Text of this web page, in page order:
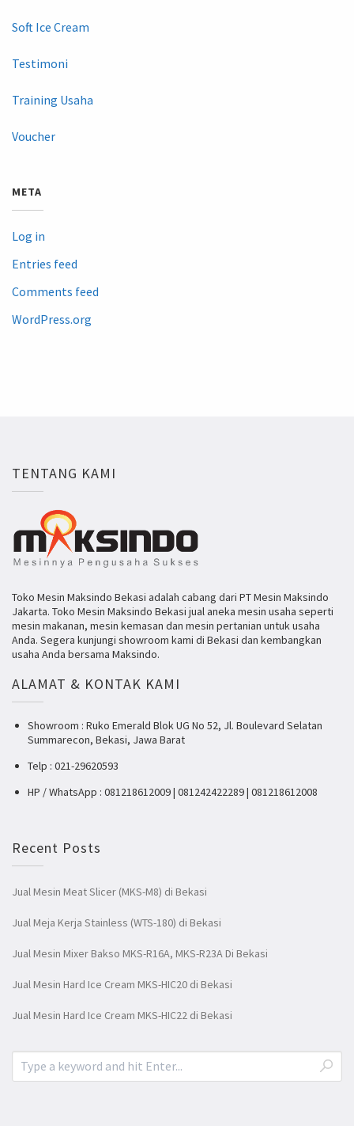
Soft Ice Cream
Testimoni
Training Usaha
Voucher
META
Log in
Entries feed
Comments feed
WordPress.org
TENTANG KAMI
Toko Mesin Maksindo Bekasi adalah cabang dari PT Mesin Maksindo
Jakarta. Toko Mesin Maksindo Bekasi jual aneka mesin usaha seperti
mesin makanan, mesin kemasan dan mesin pertanian untuk usaha
Anda. Segera kunjungi showroom kami di Bekasi dan kembangkan
usaha Anda bersama Maksindo.
ALAMAT & KONTAK KAMI
Showroom : Ruko Emerald Blok UG No 52, Jl. Boulevard Selatan
Summarecon, Bekasi, Jawa Barat
Telp : 021-29620593
HP / WhatsApp : 081218612009 | 081242422289 | 081218612008
Recent Posts
Jual Mesin Meat Slicer (MKS-M8) di Bekasi
Jual Meja Kerja Stainless (WTS-180) di Bekasi
Jual Mesin Mixer Bakso MKS-R16A, MKS-R23A Di Bekasi
Jual Mesin Hard Ice Cream MKS-HIC20 di Bekasi
Jual Mesin Hard Ice Cream MKS-HIC22 di Bekasi